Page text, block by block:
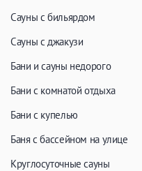
Сауны с бильярдом
Сауны с джакузи
Бани и сауны недорого
Бани с комнатой отдыха
Бани с купелью
Баня с бассейном на улице
Круглосуточные сауны